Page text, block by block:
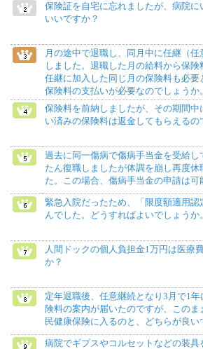
保険証を自宅に忘れましたが、病院
いいですか？
月の途中で退職し、同月中に任継（
しました。退職した月の給料から保険
任継に加入した同じ月の保険料も必要
保険料の支払いが必要なのでしょうか。
保険料を前納しましたが、その期間
い済みの保険料は返金してもらえるの
過去に同一傷病で傷病手当金を受給し
たん復職しましたが体調を崩し再度休
た。この場合、傷病手当金の申請は可
緊急入院だったため、「限度額適用
んでした。どうすればよいでしょうか。
人間ドックの個人負担金1万円は医療
か？
定年退職後、任意継続となり3月で1
険料の案内が届いたのですが、このま
民健康保険に入るのと、どちらが良い
病院でギプスやコルセットなどの装